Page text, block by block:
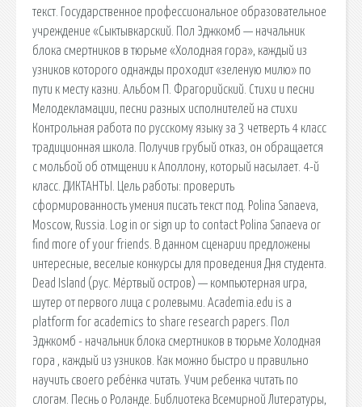
текст. Государственное профессиональное образовательное
учреждение «Сыктывкарский. Пол Эджкомб — начальник
блока смертников в тюрьме «Холодная гора», каждый из
узников которого однажды проходит «зеленую милю» по
пути к месту казни. Альбом П. Фрагорийский. Стихи и песни
Мелодекламации, песни разных исполнителей на стихи
Контрольная работа по русскому языку за 3 четверть 4 класс
традиционная школа. Получив грубый отказ, он обращается
с мольбой об отмщении к Аполлону, который насылает. 4-й
класс. ДИКТАНТЫ. Цель работы: проверить
сформированность умения писать текст под. Polina Sanaeva,
Moscow, Russia. Log in or sign up to contact Polina Sanaeva or
find more of your friends. В данном сценарии предложены
интересные, веселые конкурсы для проведения Дня студента.
Dead Island (рус. Мёртвый остров) — компьютерная игра,
шутер от первого лица с ролевыми. Academia.edu is a
platform for academics to share research papers. Пол
Эджкомб - начальник блока смертников в тюрьме Холодная
гора , каждый из узников. Как можно быстро и правильно
научить своего ребёнка читать. Учим ребенка читать по
слогам. Песнь о Роланде. Библиотека Всемирной Литературы,